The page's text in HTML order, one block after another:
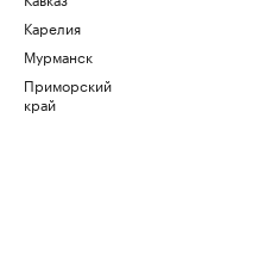
Карелия
Мурманск
Приморский
край